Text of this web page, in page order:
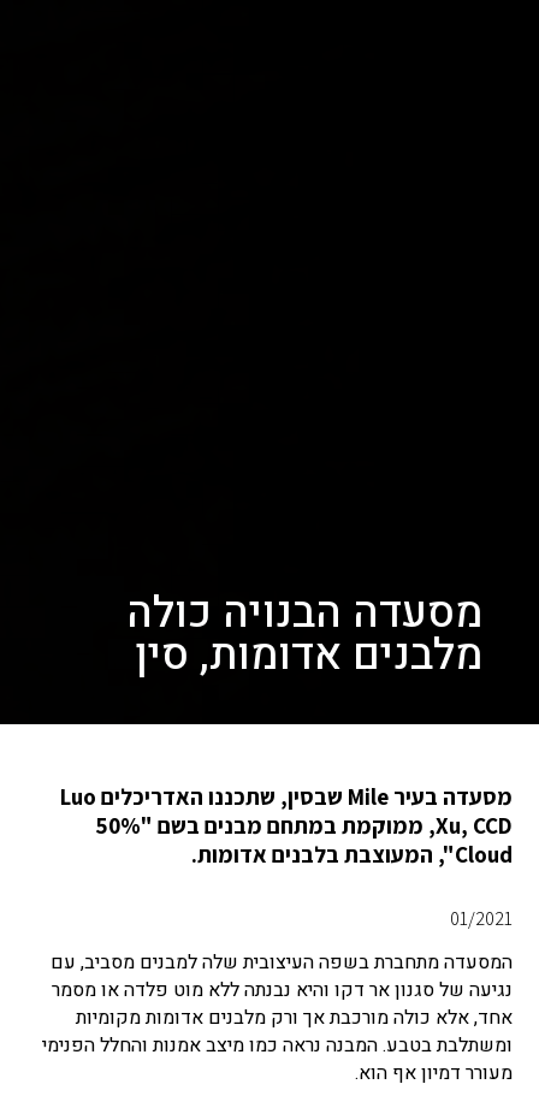
מסעדה הבנויה כולה
מלבנים אדומות, סין
מסעדה בעיר Mile שבסין, שתכננו האדריכלים Luo
Xu, CCD, ממוקמת במתחם מבנים בשם "50%
Cloud", המעוצבת בלבנים אדומות.
01/2021
המסעדה מתחברת בשפה העיצובית שלה למבנים מסביב, עם
נגיעה של סגנון אר דקו והיא נבנתה ללא מוט פלדה או מסמר
אחד, אלא כולה מורכבת אך ורק מלבנים אדומות מקומיות
ומשתלבת בטבע. המבנה נראה כמו מיצב אמנות והחלל הפנימי
מעורר דמיון אף הוא.